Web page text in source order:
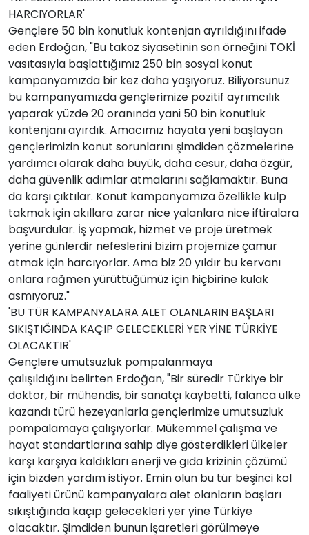
HARCIYORLAR'
Gençlere 50 bin konutluk kontenjan ayrıldığını ifade
eden Erdoğan, "Bu takoz siyasetinin son örneğini TOKİ
vasıtasıyla başlattığımız 250 bin sosyal konut
kampanyamızda bir kez daha yaşıyoruz. Biliyorsunuz
bu kampanyamızda gençlerimize pozitif ayrımcılık
yaparak yüzde 20 oranında yani 50 bin konutluk
kontenjanı ayırdık. Amacımız hayata yeni başlayan
gençlerimizin konut sorunlarını şimdiden çözmelerine
yardımcı olarak daha büyük, daha cesur, daha özgür,
daha güvenlik adımlar atmalarını sağlamaktır. Buna
da karşı çıktılar. Konut kampanyamıza özellikle kulp
takmak için akıllara zarar nice yalanlara nice iftiralara
başvurdular. İş yapmak, hizmet ve proje üretmek
yerine günlerdir nefeslerini bizim projemize çamur
atmak için harcıyorlar. Ama biz 20 yıldır bu kervanı
onlara rağmen yürüttüğümüz için hiçbirine kulak
asmıyoruz."
'BU TÜR KAMPANYALARA ALET OLANLARIN BAŞLARI
SIKIŞTIĞINDA KAÇIP GELECEKLERİ YER YİNE TÜRKİYE
OLACAKTIR'
Gençlere umutsuzluk pompalanmaya
çalışıldığını belirten Erdoğan, "Bir süredir Türkiye bir
doktor, bir mühendis, bir sanatçı kaybetti, falanca ülke
kazandı türü hezeyanlarla gençlerimize umutsuzluk
pompalamaya çalışıyorlar. Mükemmel çalışma ve
hayat standartlarına sahip diye gösterdikleri ülkeler
karşı karşıya kaldıkları enerji ve gıda krizinin çözümü
için bizden yardım istiyor. Emin olun bu tür beşinci kol
faaliyeti ürünü kampanyalara alet olanların başları
sıkıştığında kaçıp gelecekleri yer yine Türkiye
olacaktır. Şimdiden bunun işaretleri görülmeye